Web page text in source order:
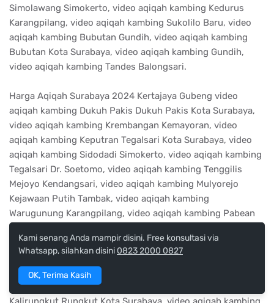
Simolawang Simokerto, video aqiqah kambing Kedurus
Karangpilang, video aqiqah kambing Sukolilo Baru, video
aqiqah kambing Bubutan Gundih, video aqiqah kambing
Bubutan Kota Surabaya, video aqiqah kambing Gundih,
video aqiqah kambing Tandes Balongsari.
Harga Aqiqah Surabaya 2024 Kertajaya Gubeng video
aqiqah kambing Dukuh Pakis Dukuh Pakis Kota Surabaya,
video aqiqah kambing Krembangan Kemayoran, video
aqiqah kambing Keputran Tegalsari Kota Surabaya, video
aqiqah kambing Sidodadi Simokerto, video aqiqah kambing
Tegalsari Dr. Soetomo, video aqiqah kambing Tenggilis
Mejoyo Kendangsari, video aqiqah kambing Mulyorejo
Kejawaan Putih Tambak, video aqiqah kambing
Warugunung Karangpilang, video aqiqah kambing Pabean
Cantian Kota Surabaya, video aqiqah kambing Sidosermo
Wonocolo.
Harga Aqiqah Surabaya 2024 Kertajaya Gubeng video
aqiqah kambing Alun-Alun Contong, video aqiqah kambing
Kami senang Anda mampir disini. Free konsultasi via
Whatsapp, silahkan disini 0823 2000 0827
OK, Terima Kasih